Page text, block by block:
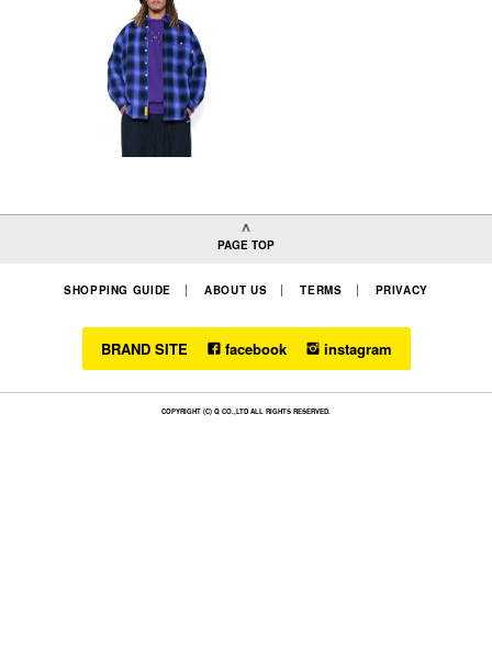
PAGE TOP
SHOPPING GUIDE ABOUT US TERMS PRIVACY
BRAND SITE facebook instagram
COPYRIGHT (C) Q CO.,LTD ALL RIGHTS RESERVED.